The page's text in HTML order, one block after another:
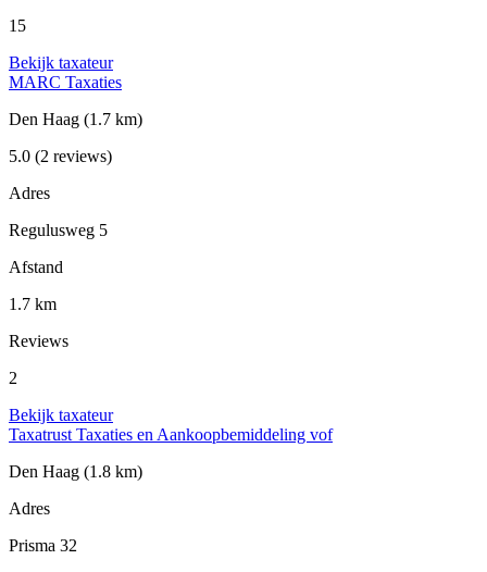
15
Bekijk taxateur
MARC Taxaties
Den Haag (1.7 km)
5.0 (2 reviews)
Adres
Regulusweg 5
Afstand
1.7 km
Reviews
2
Bekijk taxateur
Taxatrust Taxaties en Aankoopbemiddeling vof
Den Haag (1.8 km)
Adres
Prisma 32